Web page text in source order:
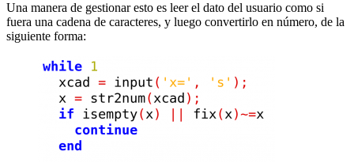
Una manera de gestionar esto es leer el dato del usuario como si
fuera una cadena de caracteres, y luego convertirlo en número, de la
siguiente forma: